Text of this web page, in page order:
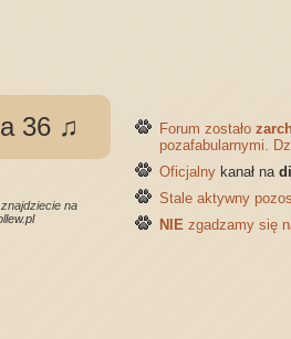
36 ♫
na
Forum zostało
pozafabularnymi.
Oficjalny kanał na
Stale aktywny
NIE zgadzamy się